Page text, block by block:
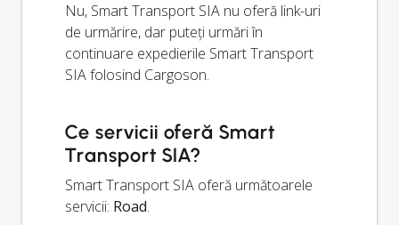
Nu, Smart Transport SIA nu oferă link-uri
de urmărire, dar puteți urmări în
continuare expedierile Smart Transport
SIA folosind Cargoson.
Ce servicii oferă Smart
Transport SIA?
Smart Transport SIA oferă următoarele
servicii: Road.